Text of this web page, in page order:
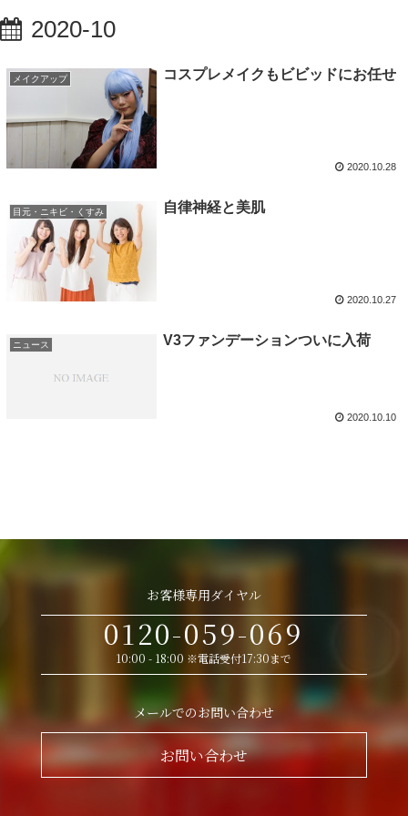
2020-10
メイクアップ コスプレメイクもビビッドにお任せ
2020.10.28
目元・ニキビ・くすみ 自律神経と美肌
2020.10.27
ニュース V3ファンデーションついに入荷
2020.10.10
お客様専用ダイヤル
0120-059-069
10:00 - 18:00 ※電話受付17:30まで
メールでのお問い合わせ
お問い合わせ